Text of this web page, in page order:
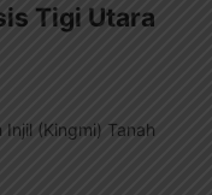
Tigi Utara
(Kingmi) Tanah